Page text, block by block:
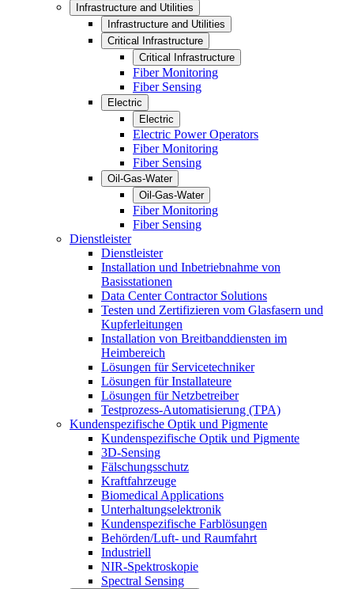
Infrastructure and Utilities
Infrastructure and Utilities
Critical Infrastructure
Critical Infrastructure
Fiber Monitoring
Fiber Sensing
Electric
Electric
Electric Power Operators
Fiber Monitoring
Fiber Sensing
Oil-Gas-Water
Oil-Gas-Water
Fiber Monitoring
Fiber Sensing
Dienstleister
Dienstleister
Installation und Inbetriebnahme von
Basisstationen
Data Center Contractor Solutions
Testen und Zertifizieren vom Glasfasern und
Kupferleitungen
Installation von Breitbanddiensten im
Heimbereich
Lösungen für Servicetechniker
Lösungen für Installateure
Lösungen für Netzbetreiber
Testprozess-Automatisierung (TPA)
Kundenspezifische Optik und Pigmente
Kundenspezifische Optik und Pigmente
3D-Sensing
Fälschungsschutz
Kraftfahrzeuge
Biomedical Applications
Unterhaltungselektronik
Kundenspezifische Farblösungen
Behörden/Luft- und Raumfahrt
Industriell
NIR-Spektroskopie
Spectral Sensing